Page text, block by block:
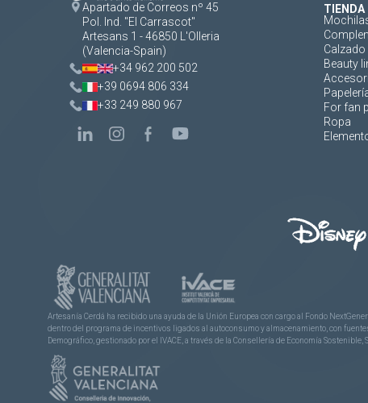
Apartado de Correos nº 45
Pol. Ind. "El Carrascot"
Artesans 1 - 46850 L'Olleria
(Valencia-Spain)
+34 962 200 502
+39 0694 806 334
+33 249 880 967
TIENDA
Calzado
Beauty
For fan
Ropa
Artesanía Cerdá ha recibido una ayuda de la Unión Europea con cargo al Fondo
dentro del programa de incentivos ligados al autoconsumo y almacenamiento, con
Demográfico, gestionado por el IVACE, a través de la Consellería de Economía Sostenible,